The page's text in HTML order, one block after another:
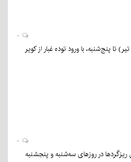
پنج‌شنبه، با ورود توده غبار از کویر
در روزهای سه‌شنبه و پنجشنبه